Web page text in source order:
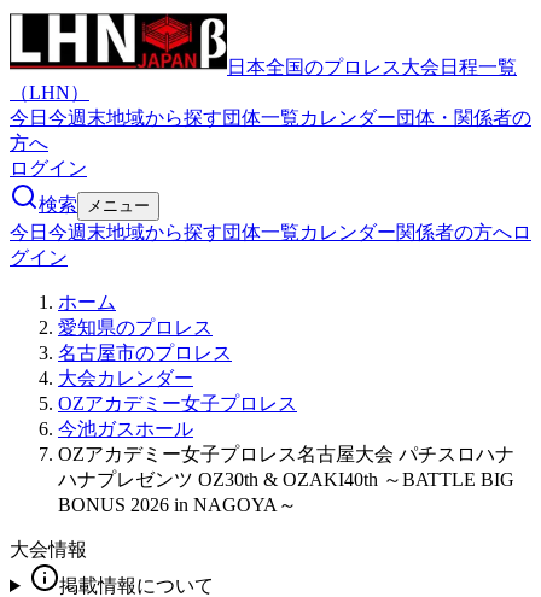
日本全国のプロレス大会日程一覧
（LHN）
今日 今週末地域から探す団体一覧カレンダー団体・関係者の
方へ
ログイン
検索
メニュー
今日 今週末地域から探す団体一覧カレンダー関係者の方へロ
グイン
ホーム
愛知県のプロレス
名古屋市のプロレス
大会カレンダー
OZアカデミー女子プロレス
今池ガスホール
OZアカデミー女子プロレス名古屋大会 パチスロハナ
ハナプレゼンツ OZ30th & OZAKI40th ～BATTLE BIG
BONUS 2026 in NAGOYA～
大会情報
掲載情報について